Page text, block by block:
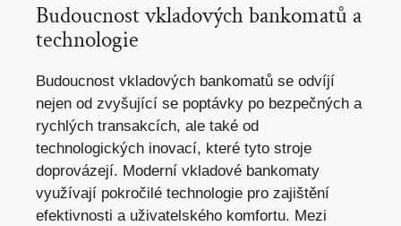
Budoucnost vkladových bankomatů a
technologie
Budoucnost vkladových bankomatů se odvíjí
nejen od zvyšující se poptávky po bezpečných a
rychlých transakcích, ale také od
technologických inovací, které tyto stroje
doprovázejí. Moderní vkladové bankomaty
využívají pokročilé technologie pro zajištění
efektivnosti a uživatelského komfortu. Mezi